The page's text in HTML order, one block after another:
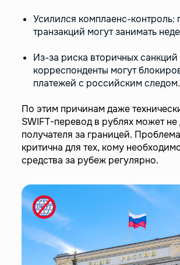
Усилился комплаенс-контроль:
транзакций могут занимать
Из-за риска вторичных
корреспонденты могут
платежей с российским следом.
По этим причинам даже
SWIFT-перевод в рублях может не
получателя за границей.
критична для тех, кому
средства за рубеж регулярно.